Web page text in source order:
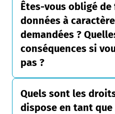
Êtes-vous obligé
données à
demandées ?
conséquences si
pas ?
Quels sont les
dispose en tant